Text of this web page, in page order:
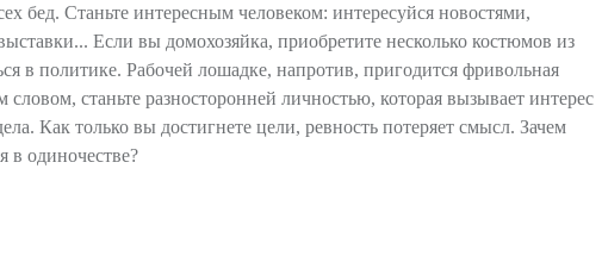
бед. Станьте интересным человеком: интересуйся новостями,
Если вы домохозяйка, приобретите несколько костюмов из
в политике. Рабочей лошадке, напротив, пригодится фривольная
станьте разносторонней личностью, которая вызывает интерес
Как только вы достигнете цели, ревность потеряет смысл. Зачем
в одиночестве?